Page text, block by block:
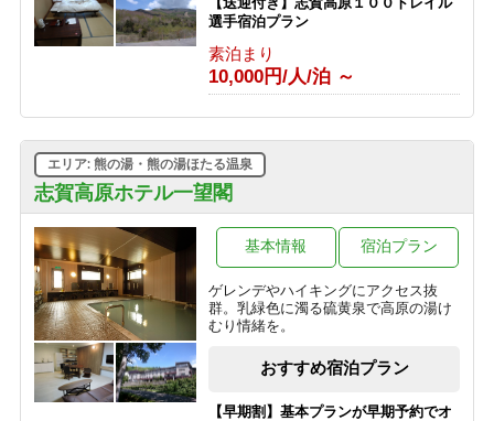
朝食のみ
6,000円/人/泊 ～
【素泊まりプラン】気軽に志賀高原を
満喫 ＜最終チェックイン21時＞
3,000円/人/泊 ～
選手宿泊プラン
素泊まり
10,000円/人/泊 ～
志賀高原ホテル一望閣
エリア: 熊の湯・熊の湯ほたる温泉
ゲレンデやハイキングにアクセス抜
群。乳緑色に濁る硫黄泉で高原の湯け
むり情緒を。
基本情報 宿泊プラン
おすすめ宿泊プラン
【早期割】基本プランが早期予約でオ